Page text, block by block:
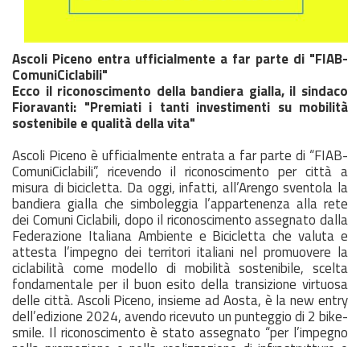
Ascoli Piceno entra ufficialmente a far parte di "FIAB-
ComuniCiclabili"
Ecco il riconoscimento della bandiera gialla, il sindaco
Fioravanti: "Premiati i tanti investimenti su mobilità
sostenibile e qualità della vita"
Ascoli Piceno è ufficialmente entrata a far parte di “FIAB-
ComuniCiclabili”, ricevendo il riconoscimento per città a
misura di bicicletta. Da oggi, infatti, all’Arengo sventola la
bandiera gialla che simboleggia l’appartenenza alla rete
dei Comuni Ciclabili, dopo il riconoscimento assegnato dalla
Federazione Italiana Ambiente e Bicicletta che valuta e
attesta l’impegno dei territori italiani nel promuovere la
ciclabilità come modello di mobilità sostenibile, scelta
fondamentale per il buon esito della transizione virtuosa
delle città. Ascoli Piceno, insieme ad Aosta, è la new entry
dell’edizione 2024, avendo ricevuto un punteggio di 2 bike-
smile. Il riconoscimento è stato assegnato “per l’impegno